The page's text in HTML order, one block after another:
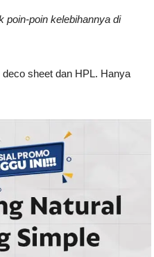
poin-poin kelebihannya di
sheet dan HPL. Hanya